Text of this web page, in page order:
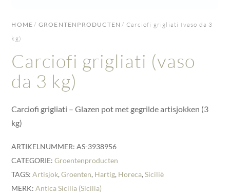
HOME / GROENTENPRODUCTEN / Carciofi grigliati (vaso da 3
kg)
Carciofi grigliati (vaso
da 3 kg)
Carciofi grigliati – Glazen pot met gegrilde artisjokken (3
kg)
ARTIKELNUMMER:AS-3938956
CATEGORIE:Groentenproducten
TAGS:Artisjok,Groenten, Hartig, Horeca,Sicilië
MERK:Antica Sicilia (Sicilia)